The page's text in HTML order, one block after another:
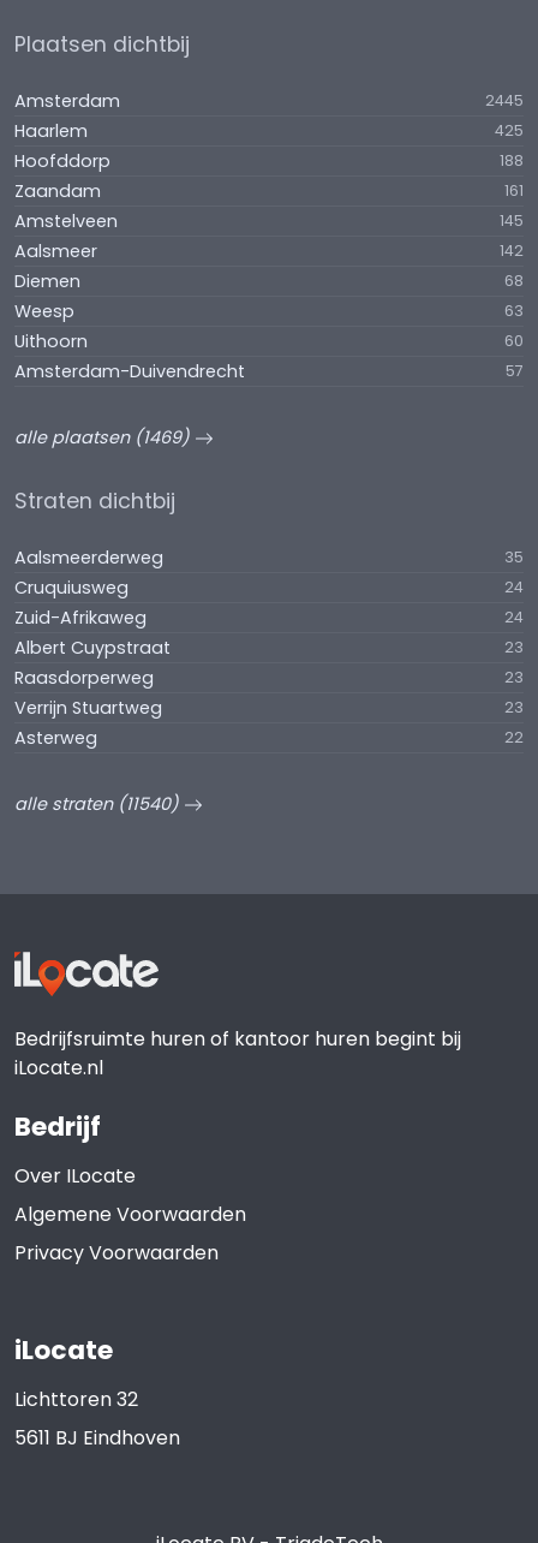
Plaatsen dichtbij
Amsterdam 2445
Haarlem 425
Hoofddorp 188
Zaandam 161
Amstelveen 145
Aalsmeer 142
Diemen 68
Weesp 63
Uithoorn 60
Amsterdam-Duivendrecht 57
alle plaatsen (1469)
Straten dichtbij
Aalsmeerderweg 35
Cruquiusweg 24
Zuid-Afrikaweg 24
Albert Cuypstraat 23
Raasdorperweg 23
Verrijn Stuartweg 23
Asterweg 22
alle straten (11540)
Bedrijfsruimte huren of kantoor huren begint bij
iLocate.nl
Bedrijf
Over ILocate
Algemene Voorwaarden
Privacy Voorwaarden
iLocate
Lichttoren 32
5611 BJ Eindhoven